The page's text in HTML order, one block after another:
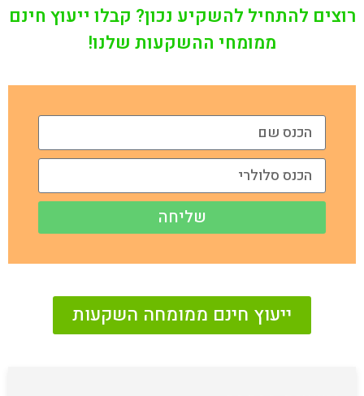
רוצים להתחיל להשקיע נכון? קבלו ייעוץ חינם
ממומחי ההשקעות שלנו!
שליחה
ייעוץ חינם ממומחה השקעות